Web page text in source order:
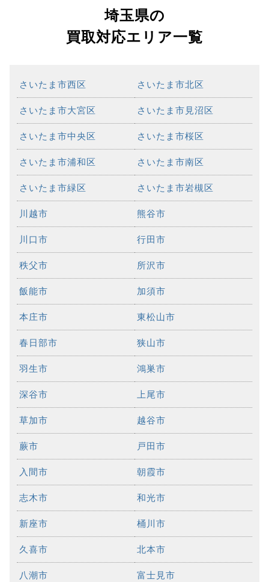
埼玉県の
買取対応エリア一覧
さいたま市西区 さいたま市北区
さいたま市大宮区 さいたま市見沼区
さいたま市中央区 さいたま市桜区
さいたま市浦和区 さいたま市南区
さいたま市緑区 さいたま市岩槻区
川越市 熊谷市
川口市 行田市
秩父市 所沢市
飯能市 加須市
本庄市 東松山市
春日部市 狭山市
羽生市 鴻巣市
深谷市 上尾市
草加市 越谷市
蕨市 戸田市
入間市 朝霞市
志木市 和光市
新座市 桶川市
久喜市 北本市
八潮市 富士見市